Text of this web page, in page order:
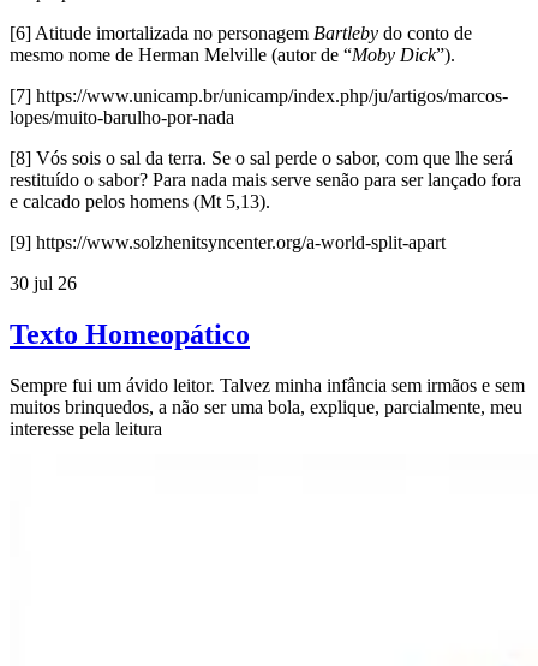
[6] Atitude imortalizada no personagem Bartleby do conto de
mesmo nome de Herman Melville (autor de “Moby Dick”).
[7] https://www.unicamp.br/unicamp/index.php/ju/artigos/marcos-
lopes/muito-barulho-por-nada
[8] Vós sois o sal da terra. Se o sal perde o sabor, com que lhe será
restituído o sabor? Para nada mais serve senão para ser lançado fora
e calcado pelos homens (Mt 5,13).
[9] https://www.solzhenitsyncenter.org/a-world-split-apart
30 jul 26
Texto Homeopático
Sempre fui um ávido leitor. Talvez minha infância sem irmãos e sem
muitos brinquedos, a não ser uma bola, explique, parcialmente, meu
interesse pela leitura